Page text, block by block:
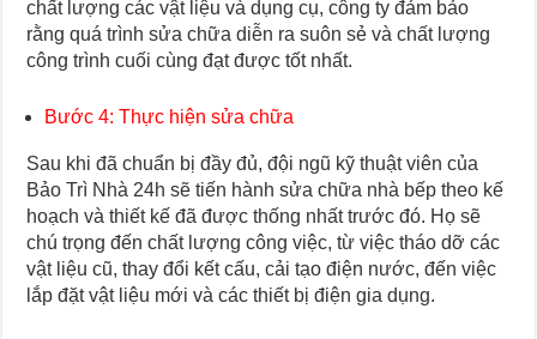
chất lượng các vật liệu và dụng cụ, công ty đảm bảo
rằng quá trình sửa chữa diễn ra suôn sẻ và chất lượng
công trình cuối cùng đạt được tốt nhất.
Bước 4: Thực hiện sửa chữa
Sau khi đã chuẩn bị đầy đủ, đội ngũ kỹ thuật viên của
Bảo Trì Nhà 24h sẽ tiến hành sửa chữa nhà bếp theo kế
hoạch và thiết kế đã được thống nhất trước đó. Họ sẽ
chú trọng đến chất lượng công việc, từ việc tháo dỡ các
vật liệu cũ, thay đổi kết cấu, cải tạo điện nước, đến việc
lắp đặt vật liệu mới và các thiết bị điện gia dụng.